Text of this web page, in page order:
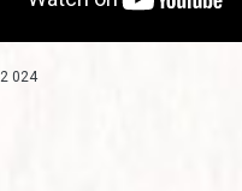
2 024